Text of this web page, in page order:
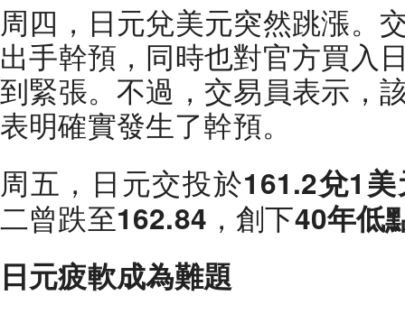
周四，日元兌美元突然跳漲。
出手幹預，同時也對官方買入
到緊張。不過，交易員表示，
表明確實發生了幹預。
周五，日元交投於161.2兌1
二曾跌至162.84 ，創下40年低
日元疲軟成為難題